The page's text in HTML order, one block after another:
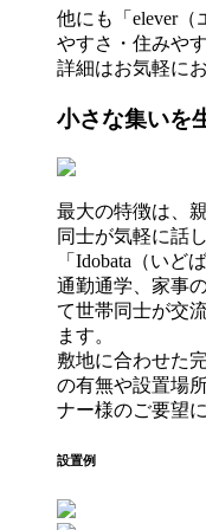
他にも「elever
やすさ・住みや
詳細はお気軽に
小さな集いを
最大の特徴は、
同士が気軽に話
「Idobata（いど
通勤通学、家事
て世帯同士が交
ます。
敷地に合わせた
の有無や設置場
ナー様のご要望
設置例